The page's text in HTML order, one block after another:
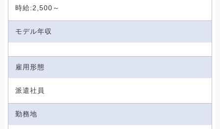
時給:2,500～
モデル年収
雇用形態
派遣社員
勤務地